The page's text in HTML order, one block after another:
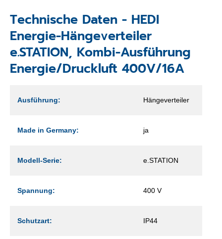
Technische Daten - HEDI
Energie-Hängeverteiler
e.STATION, Kombi-Ausführung
Energie/Druckluft 400V/16A
Ausführung: Hängeverteiler
Made in Germany: ja
Modell-Serie: e.STATION
Spannung: 400 V
Schutzart: IP44